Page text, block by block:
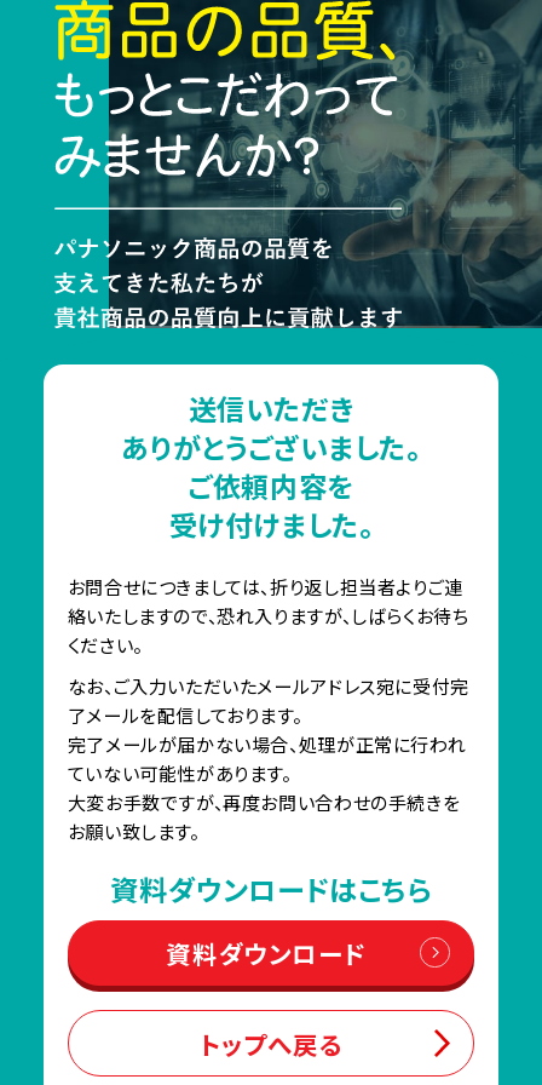
送信いただき
ありがとうございました。
ご依頼内容を
受け付けました。
お問合せにつきましては、折り返し担当者よりご連
絡いたしますので、恐れ入りますが、しばらくお待ち
ください。
なお、ご入力いただいたメールアドレス宛に受付完
了メールを配信しております。
完了メールが届かない場合、処理が正常に行われ
ていない可能性があります。
大変お手数ですが、再度お問い合わせの手続きを
お願い致します。
資料ダウンロードはこちら
資料ダウンロード
トップへ戻る